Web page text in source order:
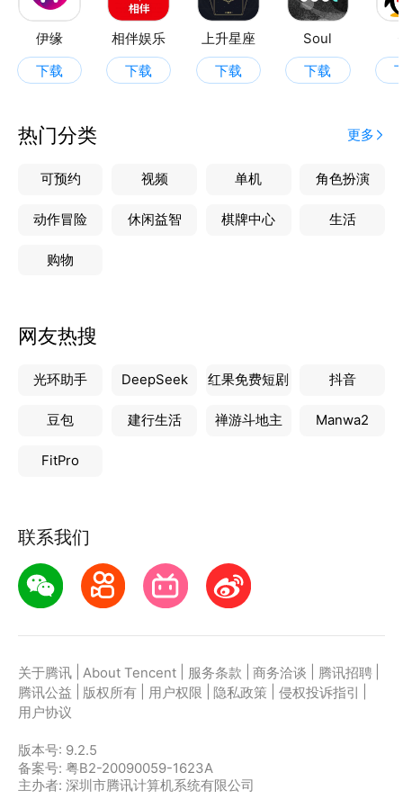
伊缘
下载
相伴娱乐
下载
上升星座
下载
Soul
下载
热门分类 更多
可预约 视频 单机 角色扮演
动作冒险 休闲益智 棋牌中心 生活
购物
网友热搜
光环助手 DeepSeek 红果免费短剧 抖音
豆包 建行生活 禅游斗地主 Manwa2
FitPro
联系我们
关于腾讯 About Tencent 服务条款 商务洽谈 腾讯招聘
腾讯公益
版权所有 用户权限 隐私政策 侵权投诉指引
用户协议
版本号: 9.2.5
备案号: 粤B2-20090059-1623A
主办者: 深圳市腾讯计算机系统有限公司